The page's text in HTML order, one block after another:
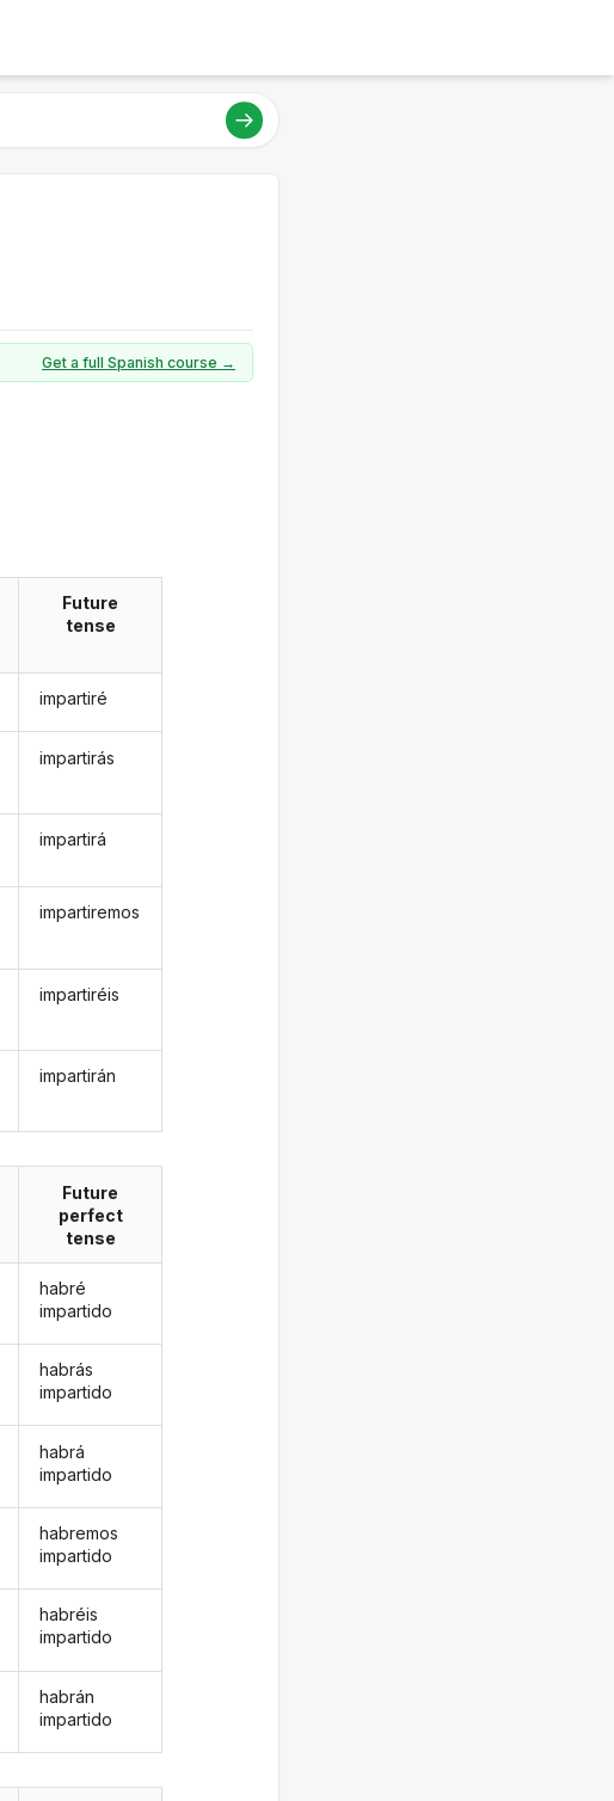
Get a full Spanish course →
Future
tense
impartiré
impartirás
impartirá
impartiremos
impartiréis
impartirán
Future
perfect
tense
habré
impartido
habrás
impartido
habrá
impartido
habremos
impartido
habréis
impartido
habrán
impartido